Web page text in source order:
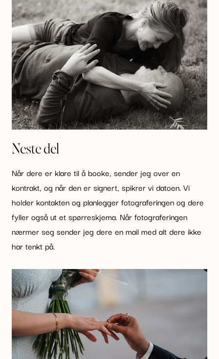
Neste del
Når dere er klare til å booke, sender jeg over en
kontrakt, og når den er signert, spikrer vi datoen. Vi
holder kontakten og planlegger fotograferingen og dere
fyller også ut et spørreskjema. Når fotograferingen
nærmer seg sender jeg dere en mail med alt dere ikke
har tenkt på.